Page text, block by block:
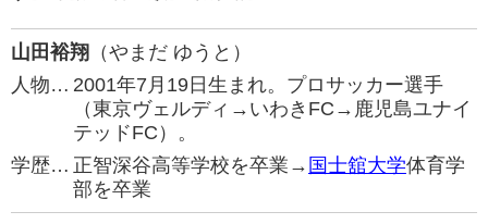
山田裕翔 （やまだ ゆうと）
人物… 2001年7月19日生まれ。プロサッカー選手
（東京ヴェルディ→いわきFC→鹿児島ユナイ
テッドFC）。
学歴… 正智深谷高等学校を卒業→ 国士舘大学体育学
部を卒業